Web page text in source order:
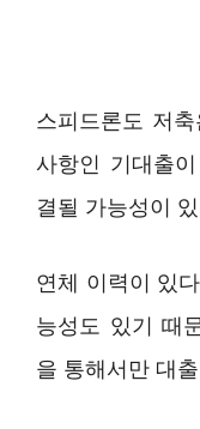
스피드론도 저
사항인 기대출
결될 가능성이
연체 이력이 있
능성도 있기 때
을 통해서만 대